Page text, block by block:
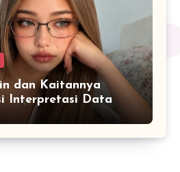
dan Kaitannya
Interpretasi Data